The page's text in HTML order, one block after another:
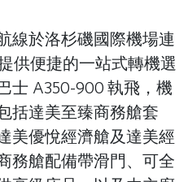
線於洛杉磯國際機場連
供便捷的一站式轉機選
士 A350-900 執飛，機
括達美至臻商務艙套
美優悅經濟艙及達美經
務艙配備帶滑門、可全